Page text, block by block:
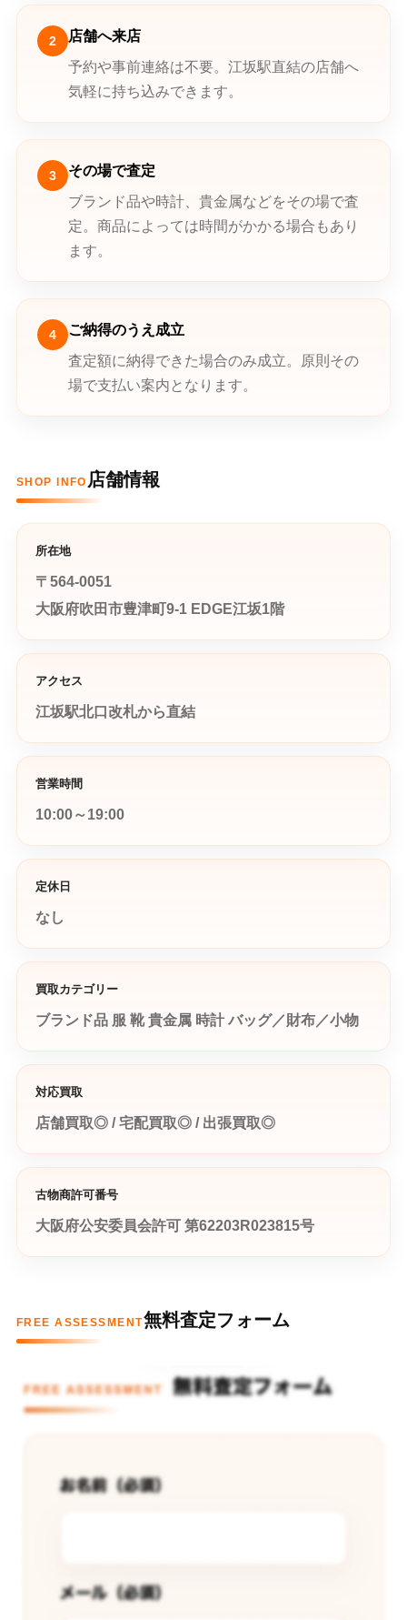
2
店舗へ来店
予約や事前連絡は不要。江坂駅直結の店舗へ
気軽に持ち込みできます。
3
その場で査定
ブランド品や時計、貴金属などをその場で査
定。商品によっては時間がかかる場合もあり
ます。
4
ご納得のうえ成立
査定額に納得できた場合のみ成立。原則その
場で支払い案内となります。
SHOP INFO 店舗情報
所在地
〒564-0051
大阪府吹田市豊津町9-1 EDGE江坂1階
アクセス
江坂駅北口改札から直結
営業時間
10:00～19:00
定休日
なし
買取カテゴリー
ブランド品 服 靴 貴金属 時計 バッグ／財布／小物
対応買取
店舗買取◎ / 宅配買取◎ / 出張買取◎
古物商許可番号
大阪府公安委員会許可 第62203R023815号
FREE ASSESSMENT無料査定フォーム